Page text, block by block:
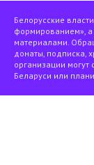
Белорусские
формированием», а
материалами.
донаты, подписка,
организации
Беларуси или